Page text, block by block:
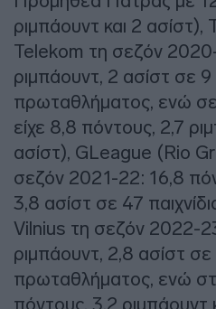
ριμπάουντ και 2 ασίστ),
Telekom τη σεζόν
ριμπάουντ, 2 ασίστ σε
πρωταθλήματος, ενώ σε
είχε 8,8 πόντους, 2,7
ασίστ), GLeague (Rio
σεζόν 2021-22: 16,8
3,8 ασίστ σε 47
Vilnius τη σεζόν 2022-
ριμπάουντ, 2,8 ασίστ σε
πρωταθλήματος, ενώ
πόντους, 3,2 ριμπάουντ